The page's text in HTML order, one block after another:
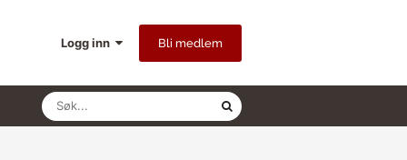
Logg inn Bli medlem